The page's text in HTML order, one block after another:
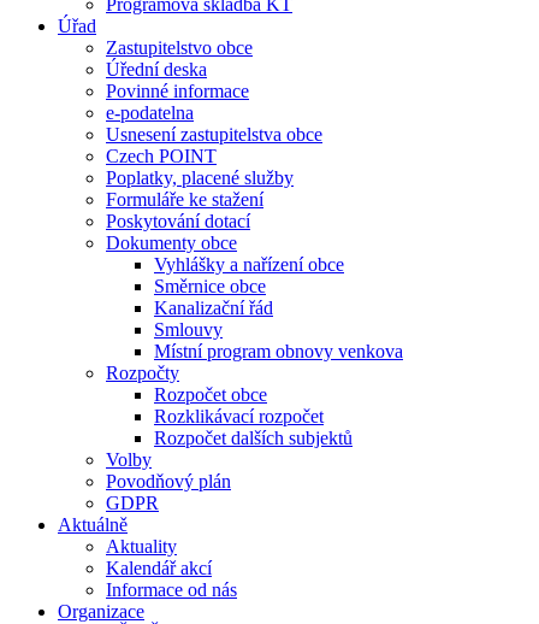
Programová skladba KT
Úřad
Zastupitelstvo obce
Úřední deska
Povinné informace
e-podatelna
Usnesení zastupitelstva obce
Czech POINT
Poplatky, placené služby
Formuláře ke stažení
Poskytování dotací
Dokumenty obce
Vyhlášky a nařízení obce
Směrnice obce
Kanalizační řád
Smlouvy
Místní program obnovy venkova
Rozpočty
Rozpočet obce
Rozklikávací rozpočet
Rozpočet dalších subjektů
Volby
Povodňový plán
GDPR
Aktuálně
Aktuality
Kalendář akcí
Informace od nás
Organizace